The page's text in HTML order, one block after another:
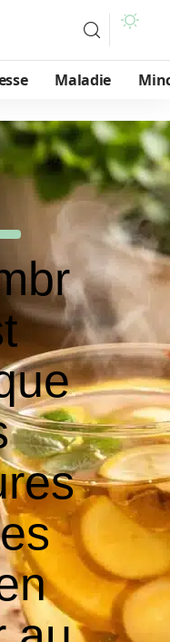
Maladie